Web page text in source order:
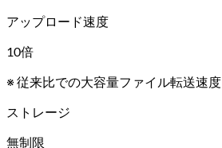
アップロード速度
10倍
※ 従来比での大容量ファイル転送速度
ストレージ
無制限